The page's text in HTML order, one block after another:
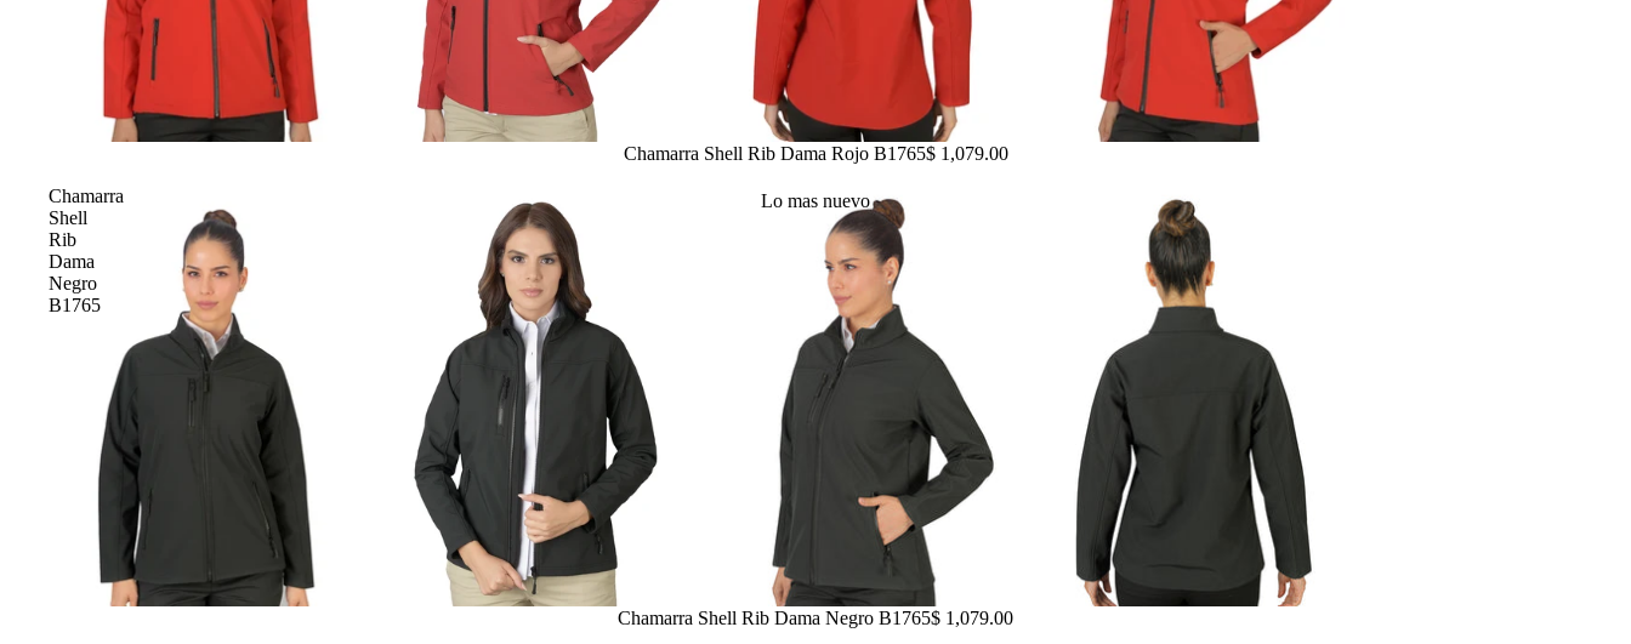
Lo mas nuevo
Chamarra Shell Rib Dama Rojo B1765$ 1,079.00
Chamarra
Shell
Rib
Dama
Negro
B1765
Chamarra Shell Rib Dama Negro B1765$ 1,079.00